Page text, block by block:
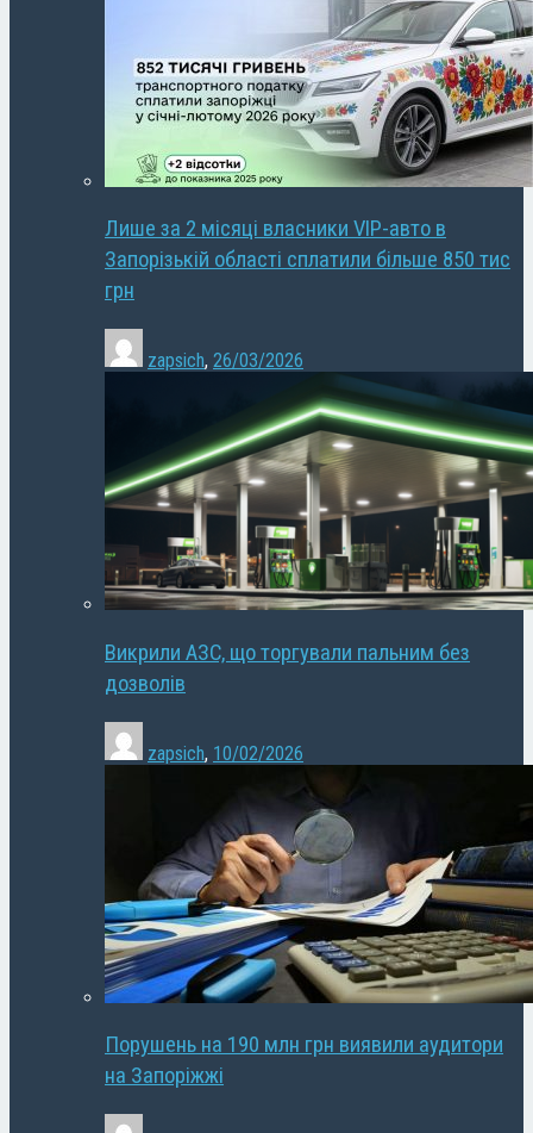
Лише за 2 місяці власники VIP-авто в
Запорізькій області сплатили більше 850 тис
грн
zapsich, 26/03/2026
Викрили АЗС, що торгували пальним без
дозволів
zapsich, 10/02/2026
Порушень на 190 млн грн виявили аудитори
на Запоріжжі